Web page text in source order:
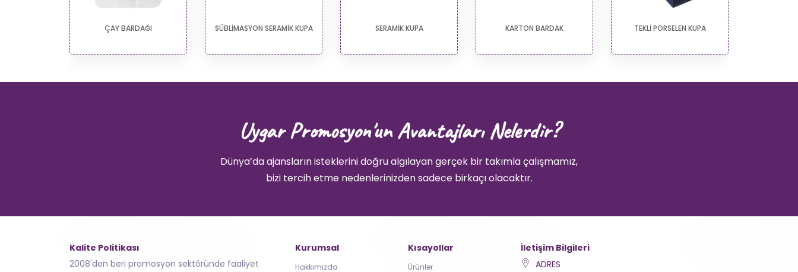
ÇAY BARDAĞI SÜBLİMASYON SERAMİK KUPA SERAMİK KUPA KARTON BARDAK TEKLİ PORSELEN KUPA
Uygar Promosyon'un Avantajları Nelerdir?
Dünya’da ajansların isteklerini doğru algılayan gerçek bir takımla çalışmamız,
bizi tercih etme nedenlerinizden sadece birkaçı olacaktır.
Kalite Politikası
2008'den beri promosyon sektöründe faaliyet
Kurumsal
Hakkımızda
Kısayollar
Ürünler
İletişim Bilgileri
ADRES